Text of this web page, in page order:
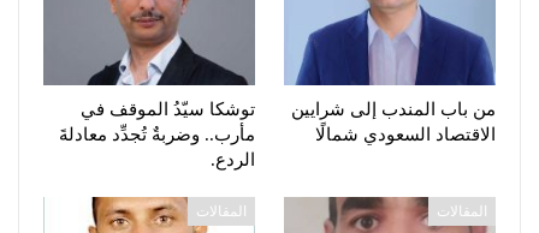
من باب المندب إلى شرايين
الاقتصاد السعودي شمالًا
توشكا سيّدُ الموقف في
مأرب.. وضربةٌ تُجدِّد معادلةَ
الردع.
المقالات المقالات